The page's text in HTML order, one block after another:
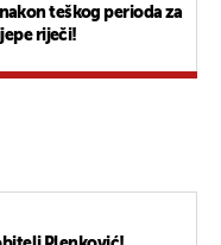
teškog perioda za
riječi!